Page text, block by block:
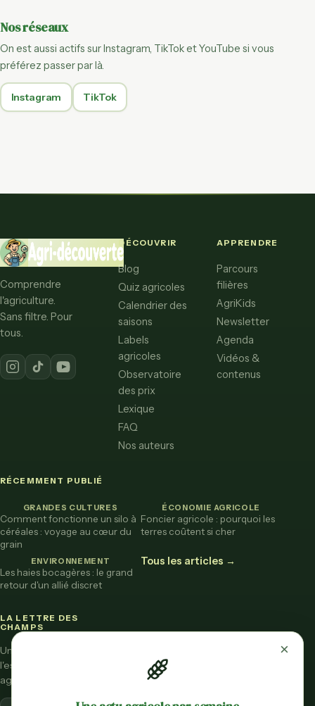
Nos réseaux
On est aussi actifs sur Instagram, TikTok et YouTube si vous
préférez passer par là.
Instagram TikTok
Comprendre
l'agriculture.
Sans filtre. Pour
tous.
DÉCOUVRIR
Blog
Quiz agricoles
Calendrier des
saisons
Labels
agricoles
Observatoire
des prix
Lexique
FAQ
Nos auteurs
APPRENDRE
Parcours
filières
AgriKids
Newsletter
Agenda
Vidéos &
contenus
RÉCEMMENT PUBLIÉ
GRANDES CULTURES
Comment fonctionne un silo à
céréales : voyage au cœur du
grain
ÉCONOMIE AGRICOLE
Foncier agricole : pourquoi les
terres coûtent si cher
ENVIRONNEMENT
Les haies bocagères : le grand
retour d'un allié discret
Tous les articles →
LA LETTRE DES
CHAMPS
Une fois par mois,
l'essentiel de l'actu
agricole vulgarisée.
×